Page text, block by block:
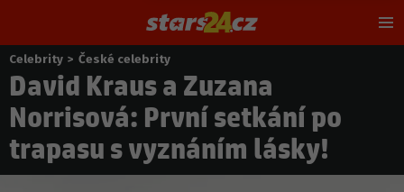
Nacházíte
se
zde:
Celebrity > České celebrity
David Kraus a Zuzana
Norrisová: První setkání po
trapasu s vyznáním lásky!